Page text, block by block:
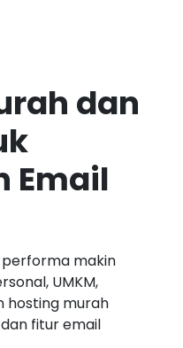
dan
Email
makin
UMKM,
hosting murah
fitur email